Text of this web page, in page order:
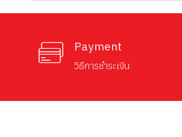
฿329.00.฿180.00.
Payment
วิธีการชำระเงิน